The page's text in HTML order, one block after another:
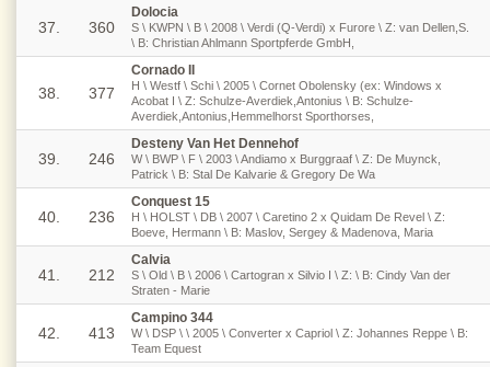
37. 360
Dolocia
S \ KWPN \ B \ 2008 \ Verdi (Q-Verdi) x Furore \ Z: van Dellen,S.
\ B: Christian Ahlmann Sportpferde GmbH,
38. 377
Cornado II
H \ Westf \ Schi \ 2005 \ Cornet Obolensky (ex: Windows x
Acobat I \ Z: Schulze-Averdiek,Antonius \ B: Schulze-
Averdiek,Antonius,Hemmelhorst Sporthorses,
39. 246
Desteny Van Het Dennehof
W \ BWP \ F \ 2003 \ Andiamo x Burggraaf \ Z: De Muynck,
Patrick \ B: Stal De Kalvarie & Gregory De Wa
40. 236
Conquest 15
H \ HOLST \ DB \ 2007 \ Caretino 2 x Quidam De Revel \ Z:
Boeve, Hermann \ B: Maslov, Sergey & Madenova, Maria
41. 212
Calvia
S \ Old \ B \ 2006 \ Cartogran x Silvio I \ Z: \ B: Cindy Van der
Straten - Marie
42. 413
Campino 344
W \ DSP \ \ 2005 \ Converter x Capriol \ Z: Johannes Reppe \ B:
Team Equest